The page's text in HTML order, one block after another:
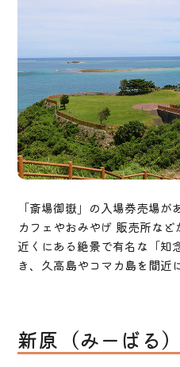
「斎場御嶽」の入場券売場が
カフェやおみやげ 販売所など
近くにある絶景で有名な「知
き、久高島やコマカ島を間近
新原（みーばる